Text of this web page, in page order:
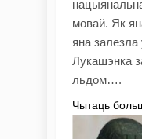
мовай. Як
яна залезла
Лукашэнка
льдом….
Чытаць